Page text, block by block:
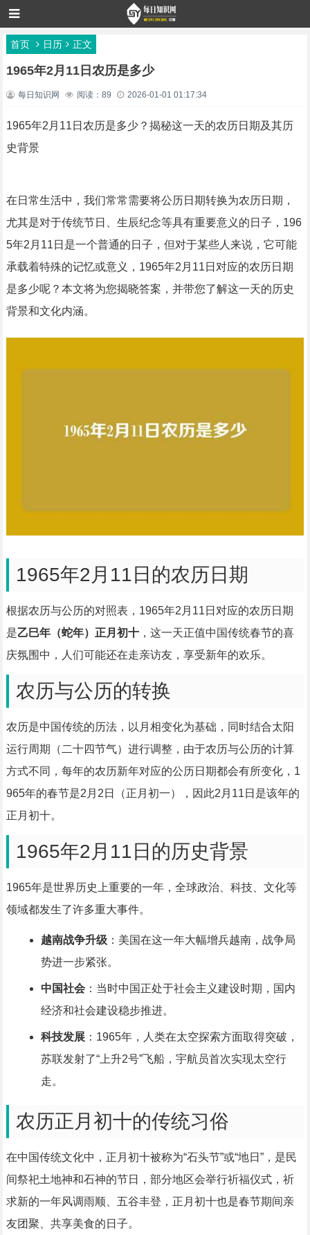
首页 日历 正文
1965年2月11日农历是多少
每日知识网 阅读：89 2026-01-01 01:17:34
1965年2月11日农历是多少？揭秘这一天的农历日期及其历
史背景
在日常生活中，我们常常需要将公历日期转换为农历日期，
尤其是对于传统节日、生辰纪念等具有重要意义的日子，196
5年2月11日是一个普通的日子，但对于某些人来说，它可能
承载着特殊的记忆或意义，1965年2月11日对应的农历日期
是多少呢？本文将为您揭晓答案，并带您了解这一天的历史
背景和文化内涵。
1965年2月11日的农历日期
根据农历与公历的对照表，1965年2月11日对应的农历日期
是乙巳年（蛇年）正月初十，这一天正值中国传统春节的喜
庆氛围中，人们可能还在走亲访友，享受新年的欢乐。
农历与公历的转换
农历是中国传统的历法，以月相变化为基础，同时结合太阳
运行周期（二十四节气）进行调整，由于农历与公历的计算
方式不同，每年的农历新年对应的公历日期都会有所变化，1
965年的春节是2月2日（正月初一），因此2月11日是该年的
正月初十。
1965年2月11日的历史背景
1965年是世界历史上重要的一年，全球政治、科技、文化等
领域都发生了许多重大事件。
越南战争升级：美国在这一年大幅增兵越南，战争局
势进一步紧张。
中国社会：当时中国正处于社会主义建设时期，国内
经济和社会建设稳步推进。
科技发展：1965年，人类在太空探索方面取得突破，
苏联发射了“上升2号”飞船，宇航员首次实现太空行
走。
农历正月初十的传统习俗
在中国传统文化中，正月初十被称为“石头节”或“地日”，是民
间祭祀土地神和石神的节日，部分地区会举行祈福仪式，祈
求新的一年风调雨顺、五谷丰登，正月初十也是春节期间亲
友团聚、共享美食的日子。